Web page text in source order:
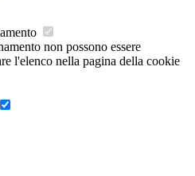
non possono essere
l'elenco nella pagina della cookie